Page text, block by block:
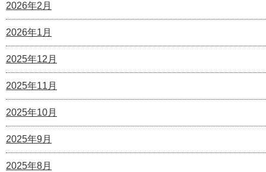
2026年2月
2026年1月
2025年12月
2025年11月
2025年10月
2025年9月
2025年8月